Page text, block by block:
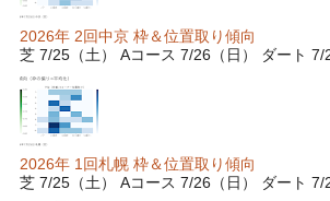
2026年 2回中京 枠＆位置取り傾向
芝 7/25（土） Aコース 7/26（日） ダート 7/
2026年 1回札幌 枠＆位置取り傾向
芝 7/25（土） Aコース 7/26（日） ダート 7/